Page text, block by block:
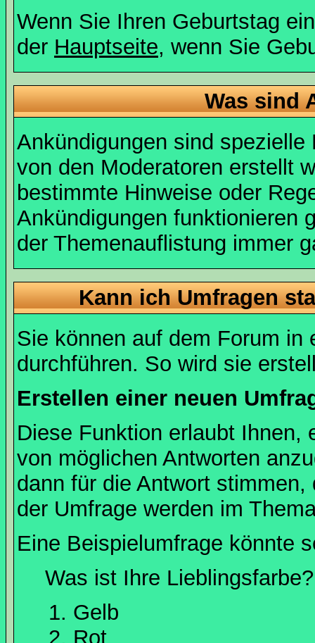
Wenn Sie Ihren Geburtstag
der Hauptseite, wenn Sie
Was sind
Ankündigungen sind
von den Moderatoren erstellt
bestimmte Hinweise oder
Ankündigungen funktionieren
der Themenauflistung immer
Kann ich Umfragen
Sie können auf dem Forum in
durchführen. So wird sie
Erstellen einer neuen
Diese Funktion erlaubt Ihnen,
von möglichen Antworten
dann für die Antwort
der Umfrage werden im
Eine Beispielumfrage könnte
Was ist Ihre Lieblingsfarbe?
Gelb
Rot